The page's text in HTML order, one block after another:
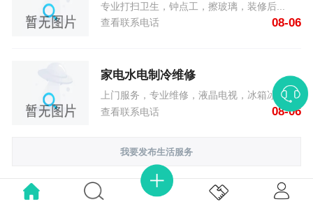
专业打扫卫生，钟点工，擦玻璃，装修后...
查看联系电话
08-06
家电水电制冷维修
上门服务，专业维修，液晶电视，冰箱冰...
查看联系电话
08-06
我要发布生活服务